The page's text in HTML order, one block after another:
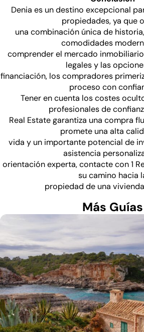
Denia es un destino excepcional
propiedades, ya que
una combinación única de
comodidades
comprender el mercado
legales y las
financiación, los compradores
proceso con
Tener en cuenta los costes
profesionales de
Real Estate garantiza una compra
promete una alta
vida y un importante potencial de
asistencia
orientación experta, contacte con 1
su camino hacia
propiedad de una
Más Guías